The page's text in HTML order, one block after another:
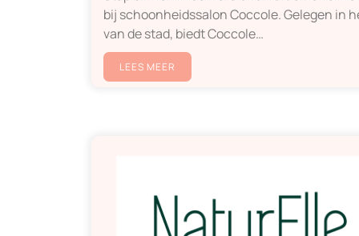
bij schoonheidssalon Coccole. Gelegen in
van de stad, biedt Coccole…
LEES MEER